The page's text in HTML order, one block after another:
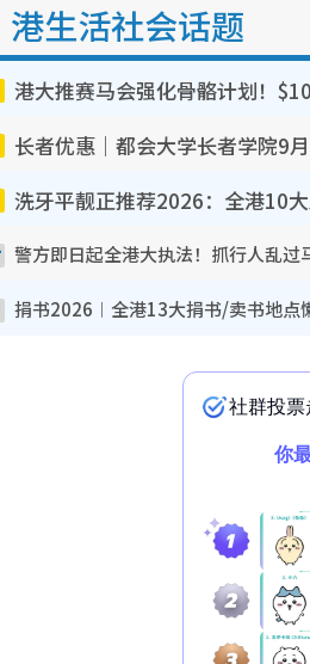
港生活社会话题
港大推赛马会强化骨骼计划！
长者优惠｜都会大学长者学院9
洗牙平靓正推荐2026：全港10
警方即日起全港大执法！抓行人乱
捐书2026︱全港13大捐书/卖书地点